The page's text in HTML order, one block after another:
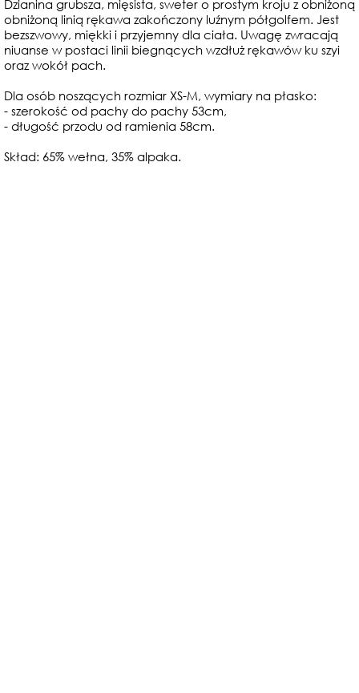
Dzianina grubsza, mięsista, sweter o prostym kroju z obniżoną
obniżoną linią rękawa zakończony luźnym półgolfem. Jest
bezszwowy, miękki i przyjemny dla ciała. Uwagę zwracają
niuanse w postaci linii biegnących wzdłuż rękawów ku szyi
oraz wokół pach.
Dla osób noszących rozmiar XS-M, wymiary na płasko:
- szerokość od pachy do pachy 53cm,
- długość przodu od ramienia 58cm.
Skład: 65% wełna, 35% alpaka.